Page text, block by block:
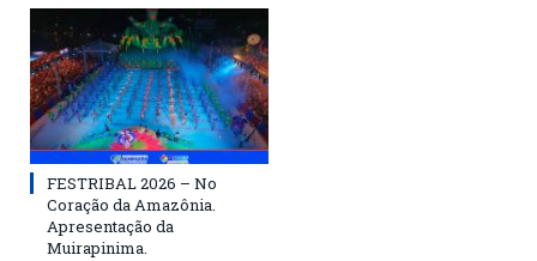
FESTRIBAL 2026 – No
Coração da Amazônia.
Apresentação da
Muirapinima.